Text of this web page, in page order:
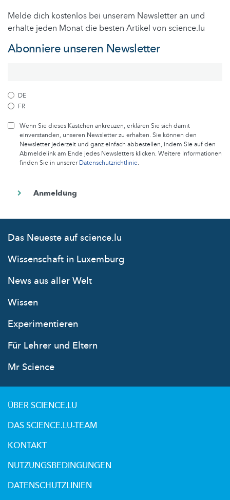
Melde dich kostenlos bei unserem Newsletter an und
erhalte jeden Monat die besten Artikel von science.lu
Abonniere unseren Newsletter
DE
FR
Wenn Sie dieses Kästchen ankreuzen, erklären Sie sich damit
einverstanden, unseren Newsletter zu erhalten. Sie können den
Newsletter jederzeit und ganz einfach abbestellen, indem Sie auf den
Abmeldelink am Ende jedes Newsletters klicken. Weitere Informationen
finden Sie in unsererDatenschutzrichtlinie.
Das Neueste auf science.lu
Wissenschaft in Luxemburg
News aus aller Welt
Wissen
Experimentieren
Für Lehrer und Eltern
Mr Science
ÜBER SCIENCE.LU
DAS SCIENCE.LU-TEAM
KONTAKT
NUTZUNGSBEDINGUNGEN
DATENSCHUTZLINIEN